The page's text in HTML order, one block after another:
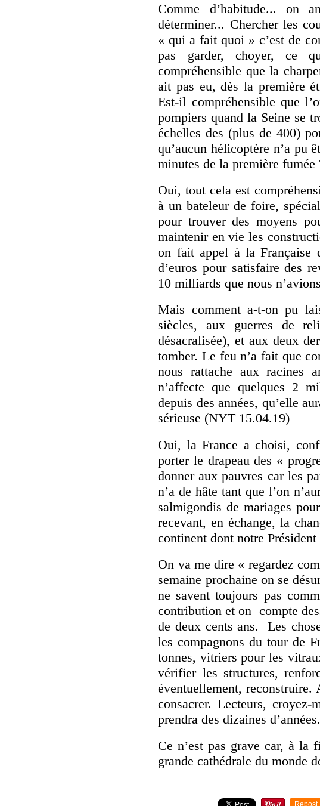
Comme d’habitude... on
déterminer... Chercher les
« qui a fait quoi » c’est de
pas garder, choyer, ce
compréhensible que la
ait pas eu, dès la première
Est-il compréhensible que
pompiers quand la Seine se
échelles des (plus de 400)
qu’aucun hélicoptère n’a pu
minutes de la première fumée
Oui, tout cela est
à un bateleur de foire,
pour trouver des moyens
maintenir en vie les
on fait appel à la Française
d’euros pour satisfaire des
10 milliards que nous
Mais comment a-t-on pu
siècles, aux guerres de
désacralisée), et aux deux
tomber. Le feu n’a fait que
nous rattache aux racines
n’affecte que quelques 2
depuis des années, qu’elle
sérieuse (NYT 15.04.19)
Oui, la France a choisi,
porter le drapeau des «
donner aux pauvres car les
n’a de hâte tant que l’on
salmigondis de mariages
recevant, en échange, la
continent dont notre Président
On va me dire « regardez
semaine prochaine on se
ne savent toujours pas
contribution et on compte
de deux cents ans. Les
les compagnons du tour de
tonnes, vitriers pour les
vérifier les structures,
éventuellement,
consacrer. Lecteurs,
prendra des dizaines d’années.
Ce n’est pas grave car, à la
grande cathédrale du monde
Repost